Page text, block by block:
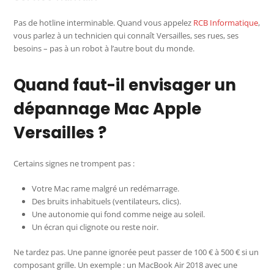
Pas de hotline interminable. Quand vous appelez RCB Informatique,
vous parlez à un technicien qui connaît Versailles, ses rues, ses
besoins – pas à un robot à l’autre bout du monde.
Quand faut-il envisager un
dépannage Mac Apple
Versailles ?
Certains signes ne trompent pas :
Votre Mac rame malgré un redémarrage.
Des bruits inhabituels (ventilateurs, clics).
Une autonomie qui fond comme neige au soleil.
Un écran qui clignote ou reste noir.
Ne tardez pas. Une panne ignorée peut passer de 100 € à 500 € si un
composant grille. Un exemple : un MacBook Air 2018 avec une